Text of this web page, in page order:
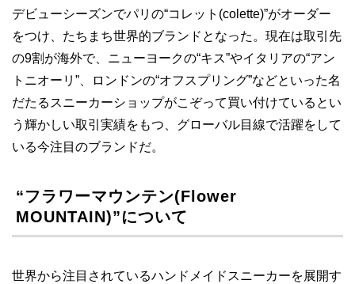
デビューシーズンでパリの“コレット(colette)”がオーダー
をつけ、たちまち世界的ブランドとなった。現在は取引先
の9割が海外で、ニューヨークの“キス”やイタリアの“アン
トニオーリ”、ロンドンの“オフスプリング”などといった名
だたるスニーカーショップがこぞって買い付けているとい
う輝かしい取引実績をもつ、グローバル目線で活躍をして
いる今注目のブランドだ。
“フラワーマウンテン(Flower
MOUNTAIN)”について
世界から注目されているハンドメイドスニーカーを展開す